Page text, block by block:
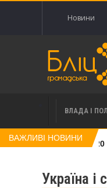
Новини
ВЛАДА І
ВАЖЛИВІ НОВИНИ
вимоги за 120
Україна і